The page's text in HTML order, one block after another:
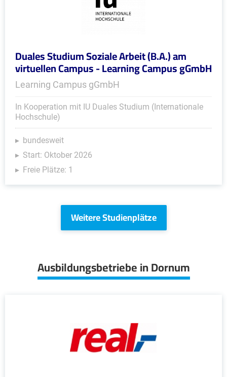
Duales Studium Soziale Arbeit (B.A.) am
virtuellen Campus - Learning Campus gGmbH
Learning Campus gGmbH
In Kooperation mit IU Duales Studium (Internationale
Hochschule)
bundesweit
Start: Oktober 2026
Freie Plätze: 1
Weitere Studienplätze
Ausbildungsbetriebe in Dornum